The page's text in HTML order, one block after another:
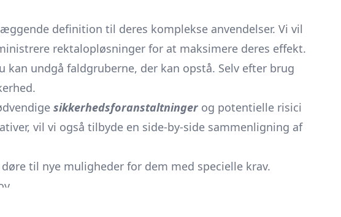
definition til deres komplekse anvendelser. Vi vil
rektalopløsninger for at maksimere deres effekt.
undgå faldgruberne, der kan opstå. Selv efter brug
sikkerhedsforanstaltninger og potentielle risici
vil vi også tilbyde en side-by-side sammenligning af
til nye muligheder for dem med specielle krav.